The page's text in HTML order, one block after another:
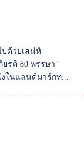
ด้วยเสน่ห์
รติ 80 พรรษา"
ในแลนด์มาร์กท...